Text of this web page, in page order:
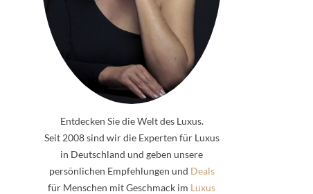
Entdecken Sie die Welt des Luxus.
Seit 2008 sind wir die Experten für Luxus
in Deutschland und geben unsere
persönlichen Empfehlungen und Deals
für Menschen mit Geschmack im Luxus